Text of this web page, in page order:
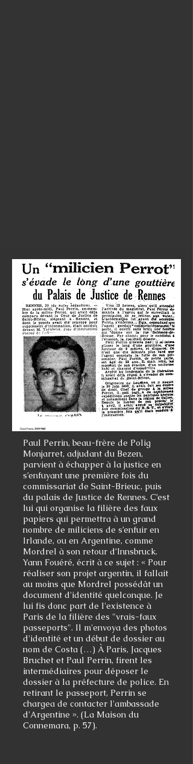
Paul Perrin, beau-frère de Polig
Monjarret, adjudant du Bezen,
parvient à échapper à la justice en
s’enfuyant une première fois du
commissariat de Saint-Brieuc, puis
du palais de Justice de Rennes. C’est
lui qui organise la filière des faux
papiers qui permettra à un grand
nombre de miliciens de s’enfuir en
Irlande, ou en Argentine, comme
Mordrel à son retour d’Innsbruck.
Yann Fouéré, écrit à ce sujet : « Pour
réaliser son projet argentin, il fallait
au moins que Mordrel possédât un
document d'identité quelconque. Je
lui fis donc part de l'existence à
Paris de la filière des "vrais-faux
passeports". Il m'envoya des photos
d'identité et un début de dossier au
nom de Costa (…) À Paris, Jacques
Bruchet et Paul Perrin, firent les
intermédiaires pour déposer le
dossier à la préfecture de police. En
retirant le passeport, Perrin se
chargea de contacter l'ambassade
d'Argentine ». (La Maison du
Connemara, p. 57).